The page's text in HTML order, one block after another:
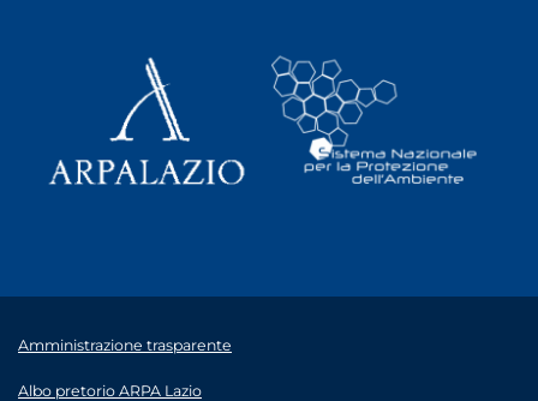
Amministrazione trasparente
Albo pretorio ARPA Lazio